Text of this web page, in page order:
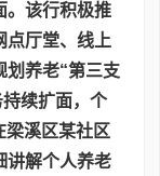
该行积极推
点厅堂、线上
划养老“第三支
续扩面，个
梁溪区某社区
讲解个人养老